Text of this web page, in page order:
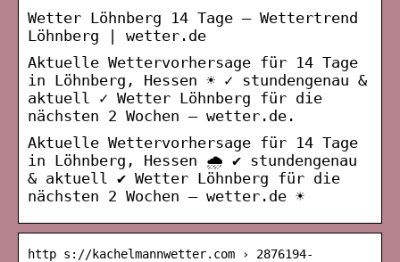
Wetter Löhnberg 14 Tage – Wettertrend
Löhnberg | wetter.de
Aktuelle Wettervorhersage für 14 Tage
in Löhnberg, Hessen ☀️ ✓ stundengenau &
aktuell ✓ Wetter Löhnberg für die
nächsten 2 Wochen – wetter.de.
Aktuelle Wettervorhersage für 14 Tage
in Löhnberg, Hessen 🌧️ ✔ stundengenau
& aktuell ✔ Wetter Löhnberg für die
nächsten 2 Wochen – wetter.de ☀
http s://kachelmannwetter.com › 2876194-